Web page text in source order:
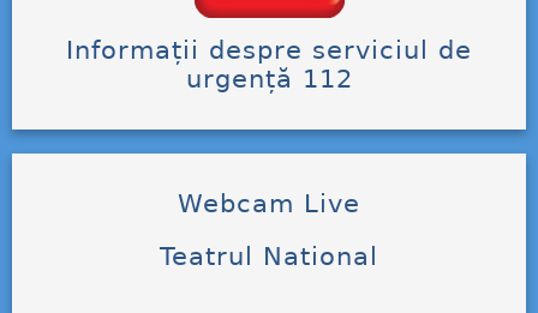
Informații despre serviciul de
urgență 112
Webcam Live
Teatrul National